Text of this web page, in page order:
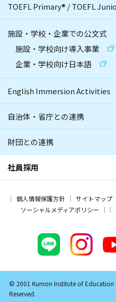
TOEFL Primary® /TOEFL
施設・学校・企業での公文式
施設・学校向け導入事業
企業・学校向け日本語
English Immersion Activities
自治体・省庁との連携
財団との連携
社員採用
個人情報保護方針 サイトマップ
ソーシャルメディアポリシー
© 2001 Kumon Institute of Education
Reserved.